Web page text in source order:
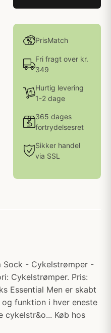
PrisMatch
Fri fragt over kr.
349
Hurtig levering
1-2 dage
365 dages
fortrydelsesret
Sikker handel
via SSL
Sock - Cykelstrømper -
Cykelstrømper. Pris:
Essential Men er skabt
funktion i hver eneste
cykelstr&o... Køb hos